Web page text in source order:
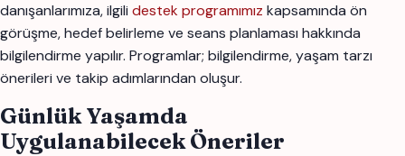
danışanlarımıza, ilgili destek programımız kapsamında ön
görüşme, hedef belirleme ve seans planlaması hakkında
bilgilendirme yapılır. Programlar; bilgilendirme, yaşam tarzı
önerileri ve takip adımlarından oluşur.
Günlük Yaşamda
Uygulanabilecek Öneriler